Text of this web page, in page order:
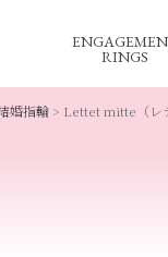
RINGS
婚指輪 > Lettet mitte（レ